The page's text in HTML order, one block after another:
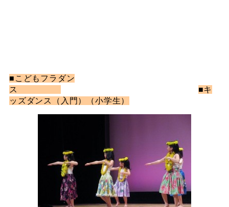
■こどもフラダン
ス
■キ
ッズダンス（入門）（小学生）